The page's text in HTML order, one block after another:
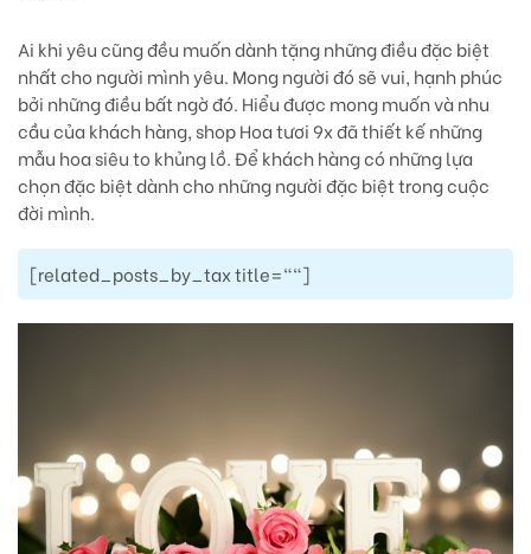
Ai khi yêu cũng đều muốn dành tặng những điều đặc biệt
nhất cho người mình yêu. Mong người đó sẽ vui, hạnh phúc
bởi những điều bất ngờ đó. Hiểu được mong muốn và nhu
cầu của khách hàng, shop Hoa tươi 9x đã thiết kế những
mẫu hoa siêu to khủng lồ. Để khách hàng có những lựa
chọn đặc biệt dành cho những người đặc biệt trong cuộc
đời mình.
[related_posts_by_tax title=""]